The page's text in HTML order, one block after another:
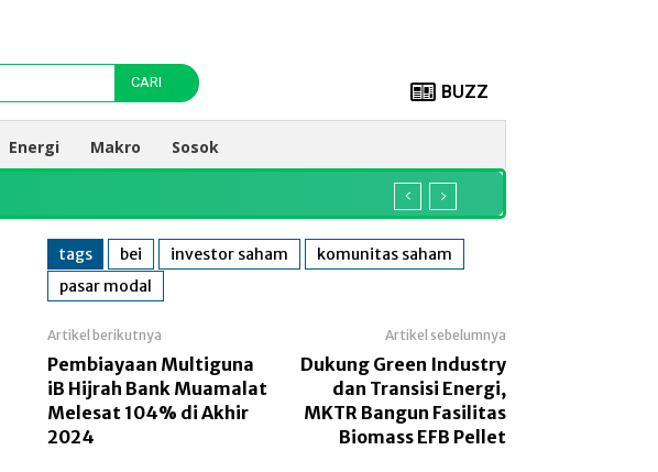
CARI BUZZ
Energi Makro Sosok
tags bei investor saham
komunitas saham
pasar modal
Artikel berikutnya
Pembiayaan Multiguna
iB Hijrah Bank Muamalat
Melesat 104% di Akhir
2024
Artikel sebelumnya
Dukung Green Industry
dan Transisi Energi,
MKTR Bangun Fasilitas
Biomass EFB Pellet